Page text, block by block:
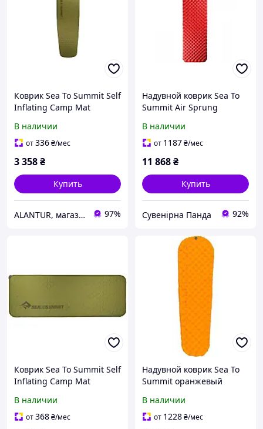
Коврик Sea To Summit Self
Inflating Camp Mat
толщины, зелёный
В наличии
от336₴/мес
3 358₴
Купить
ALANTUR, магазин туристичного спорядження та велосипедів 97%
Надувной коврик Sea To
Summit Air Sprung
Mat Rectangular Large
(1033-STS AMCPINSRLAS)
В наличии
от 1187₴/мес
11 868₴
Купить
Сувенірна Панда 92%
Коврик Sea To Summit Self
Inflating Camp Mat
Зелёный, 183x64 см
В наличии
от368₴/мес
Надувной коврик Sea To
Summit оранжевый
В наличии
от 1228₴/мес